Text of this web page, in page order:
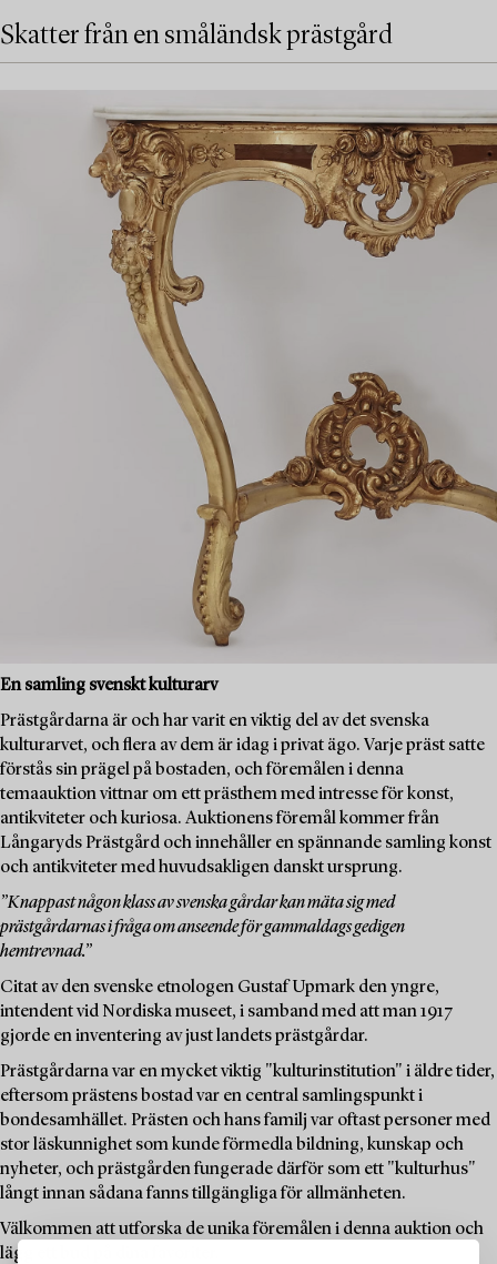
Skatter från en småländsk prästgård
En samling svenskt kulturarv
Prästgårdarna är och har varit en viktig del av det svenska
kulturarvet, och flera av dem är idag i privat ägo. Varje präst satte
förstås sin prägel på bostaden, och föremålen i denna
temaauktion vittnar om ett prästhem med intresse för konst,
antikviteter och kuriosa. Auktionens föremål kommer från
Långaryds Prästgård och innehåller en spännande samling konst
och antikviteter med huvudsakligen danskt ursprung.
”Knappast någon klass av svenska gårdar kan mäta sig med
prästgårdarnas i fråga om anseende för gammaldags gedigen
hemtrevnad.”
Citat av den svenske etnologen Gustaf Upmark den yngre,
intendent vid Nordiska museet, i samband med att man 1917
gjorde en inventering av just landets prästgårdar.
Prästgårdarna var en mycket viktig "kulturinstitution" i äldre tider,
eftersom prästens bostad var en central samlingspunkt i
bondesamhället. Prästen och hans familj var oftast personer med
stor läskunnighet som kunde förmedla bildning, kunskap och
nyheter, och prästgården fungerade därför som ett "kulturhus"
långt innan sådana fanns tillgängliga för allmänheten.
Välkommen att utforska de unika föremålen i denna auktion och
lägg ett bud på dina favoriter.